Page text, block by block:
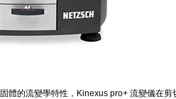
體的流變學特性，Kinexus pro+ 流變儀在